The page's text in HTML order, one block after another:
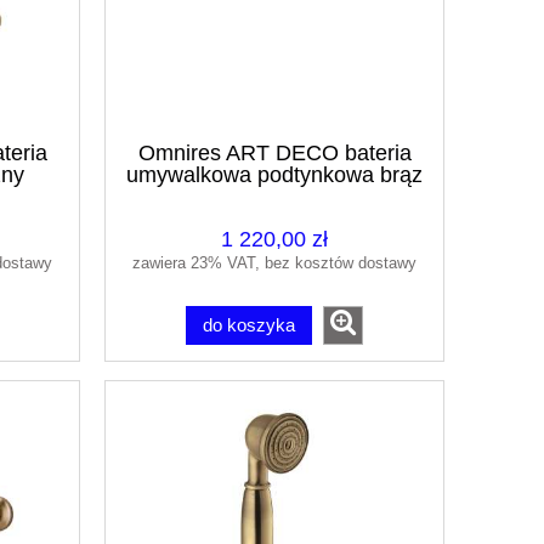
Omnires ART DECO bateria
umywalkowa podtynkowa brąz
1 220,00 zł
zawiera 23% VAT, bez kosztów dostawy
do koszyka